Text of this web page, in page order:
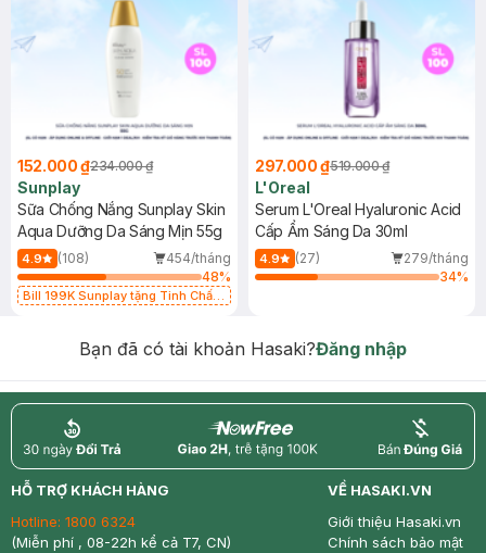
152.000 ₫234.000 ₫
Sunplay
Sữa Chống Nắng Sunplay Skin
Aqua Dưỡng Da Sáng Mịn 55g
4.9 (108)
454/tháng
48%
Bill 199K Sunplay tặng Tinh Chất
297.000 ₫519.000 ₫
L'Oreal
Serum L'Oreal Hyaluronic Acid
Cấp Ẩm Sáng Da 30ml
4.9 (27)
279/tháng
34%
Bạn đã có tài khoản Hasaki?Đăng nhập
return nowfree price
HỖ TRỢ KHÁCH HÀNG
Hotline: 1800 6324
(Miễn phí , 08-22h kể cả T7, CN)
VỀ HASAKI.VN
Giới thiệu Hasaki.vn
Chính sách bảo mật